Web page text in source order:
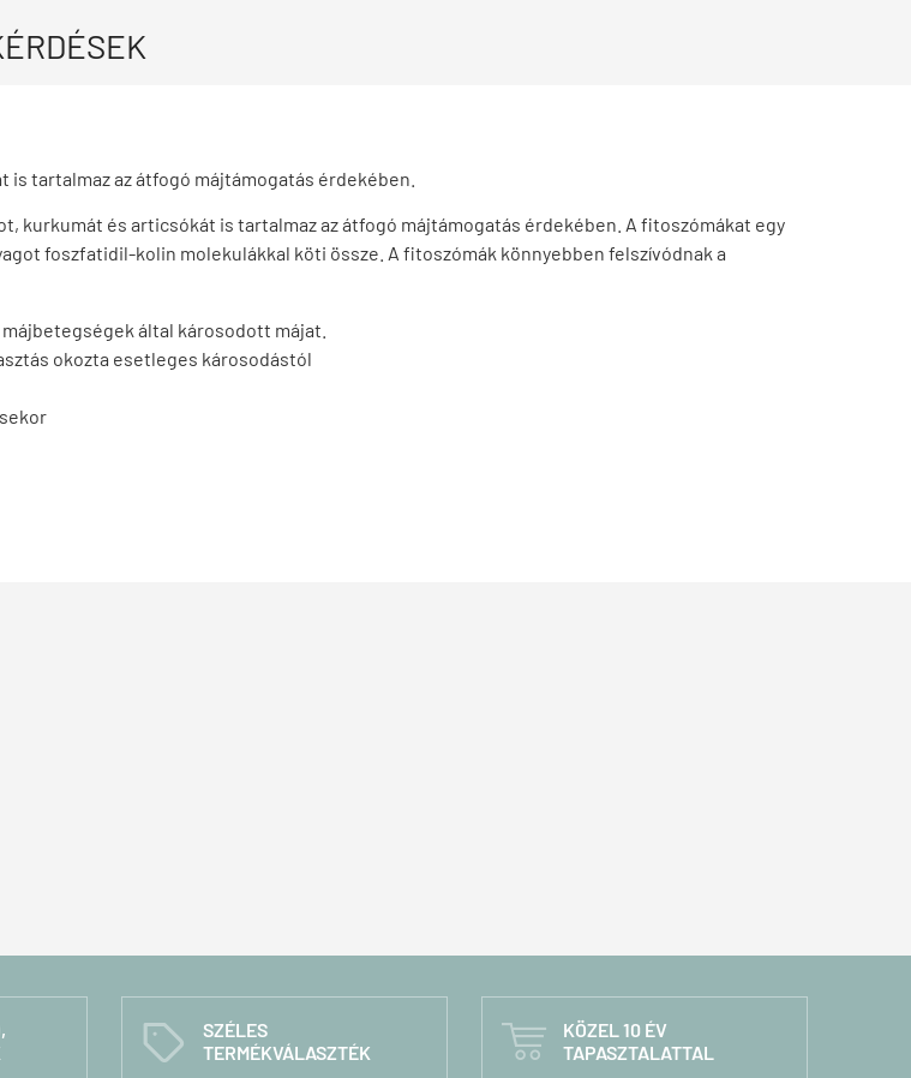
tartalmaz az átfogó májtámogatás érdekében.
kurkumát és articsókát is tartalmaz az átfogó májtámogatás érdekében. A fitoszómákat egy
foszfatidil-kolin molekulákkal köti össze. A fitoszómák könnyebben felszívódnak a
által károsodott májat.
okozta esetleges károsodástól
C
SZÉLES
TERMÉKVÁLASZTÉK

KÖZEL 10 ÉV
TAPASZTALATTAL